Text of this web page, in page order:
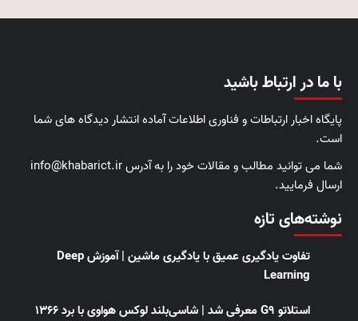
با ما در ارتباط باشید
پایگاه اخبار ارتباطات و فناوری اطلاعات آماده انتشار دیدگاه های شما
است.
شما می توانید مطالب و مقالات خود را به آدرس info@khabarict.ir
ارسال فرمایید.
نوشته‌های تازه
تفاوت یادگیری عمیق با یادگیری ماشین | آموزش Deep
Learning
استلاتو G9 معرفی شد | شاسی‌بلند لوکس هواوی با برد ۱۳۶۶